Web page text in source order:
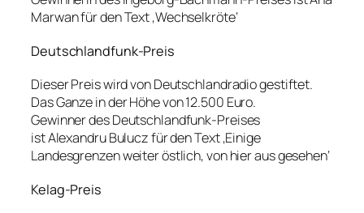
Marwan für den Text ‚Wechselkröte‘
Deutschlandfunk-Preis
Dieser Preis wird von Deutschlandradio gestiftet.
Das Ganze in der Höhe von 12.500 Euro.
Gewinner des Deutschlandfunk-Preises
ist Alexandru Bulucz für den Text ‚Einige
Landesgrenzen weiter östlich, von hier aus gesehen‘
Kelag-Preis